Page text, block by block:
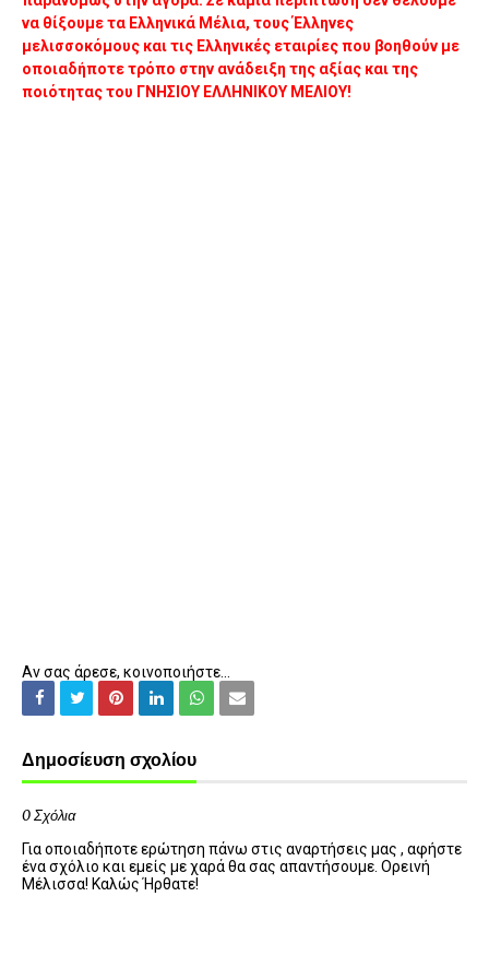
να θίξουμε τα Ελληνικά Μέλια, τους Έλληνες
μελισσοκόμους και τις Ελληνικές εταιρίες που βοηθούν με
οποιαδήποτε τρόπο στην ανάδειξη της αξίας και της
ποιότητας του ΓΝΗΣΙΟΥ ΕΛΛΗΝΙΚΟΥ ΜΕΛΙΟΥ!
Αν σας άρεσε, κοινοποιήστε...
Δημοσίευση σχολίου
0 Σχόλια
Για οποιαδήποτε ερώτηση πάνω στις αναρτήσεις μας , αφήστε
ένα σχόλιο και εμείς με χαρά θα σας απαντήσουμε. Ορεινή
Μέλισσα! Καλώς Ήρθατε!